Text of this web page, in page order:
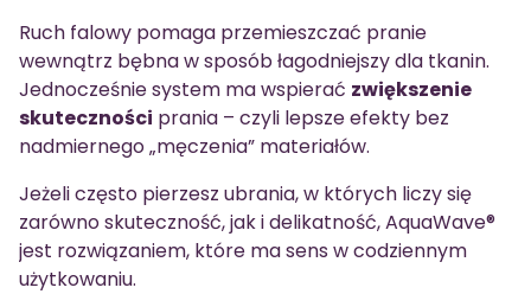
Ruch falowy pomaga przemieszczać pranie
wewnątrz bębna w sposób łagodniejszy dla tkanin.
Jednocześnie system ma wspierać zwiększenie
skuteczności prania – czyli lepsze efekty bez
nadmiernego „męczenia” materiałów.
Jeżeli często pierzesz ubrania, w których liczy się
zarówno skuteczność, jak i delikatność, AquaWave®
jest rozwiązaniem, które ma sens w codziennym
użytkowaniu.